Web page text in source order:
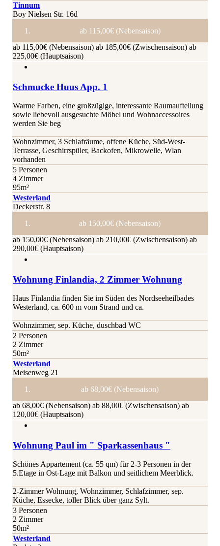
Tinnum
Boy Nielsen Str. 16d
ab 115,00€ (Nebensaison)
ab 115,00€ (Nebensaison) ab 185,00€ (Zwischensaison) ab
225,00€ (Hauptsaison)
Schmucke Huus App. 1
Warme Farben, eine großzügige, interessante Raumaufteilung
sowie liebevoll ausgesuchte Möbel und Wohnaccessoires
werden Sie beg
Wohnzimmer, 3 Schlafräume, offene Küche, Süd-West-
Terrasse, Geschirrspüler, Backofen, Mikrowelle, Wlan
vorhanden
5 Personen
4 Zimmer
95m²
Westerland
Deckerstr. 8
ab 150,00€ (Nebensaison)
ab 150,00€ (Nebensaison) ab 210,00€ (Zwischensaison) ab
290,00€ (Hauptsaison)
Wohnung Finlandia, 2 Zimmer Wohnung
Haus Finlandia finden Sie im Süden des Nordseeheilbades
Westerland, ca. 600 m vom Strand und ca.
Wohnzimmer, sep. Küche, duschbad WC
2 Personen
2 Zimmer
50m²
Westerland
Meisenweg 21
ab 68,00€ (Nebensaison)
ab 68,00€ (Nebensaison) ab 88,00€ (Zwischensaison) ab
120,00€ (Hauptsaison)
Wohnung Paul im " Sparkassenhaus "
Schönes Appartement (ca. 55 qm) für 2-3 Personen in der
5.Etage in Ost-Lage mit Balkon und seitlichem Meerblick.
2-Zimmer Wohnung, Wohnzimmer, Schlafzimmer, sep.
Küche, Essecke, toller Blick über ganz Sylt.
3 Personen
2 Zimmer
50m²
Westerland